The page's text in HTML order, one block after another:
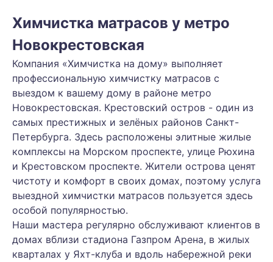
Химчистка матрасов у метро
Новокрестовская
Компания «Химчистка на дому» выполняет
профессиональную химчистку матрасов с
выездом к вашему дому в районе метро
Новокрестовская. Крестовский остров - один из
самых престижных и зелёных районов Санкт-
Петербурга. Здесь расположены элитные жилые
комплексы на Морском проспекте, улице Рюхина
и Крестовском проспекте. Жители острова ценят
чистоту и комфорт в своих домах, поэтому услуга
выездной химчистки матрасов пользуется здесь
особой популярностью.
Наши мастера регулярно обслуживают клиентов в
домах вблизи стадиона Газпром Арена, в жилых
кварталах у Яхт-клуба и вдоль набережной реки